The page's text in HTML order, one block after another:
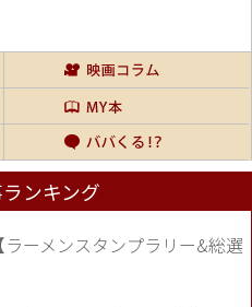
ンキング
ラーメンスタンプラリー&総選